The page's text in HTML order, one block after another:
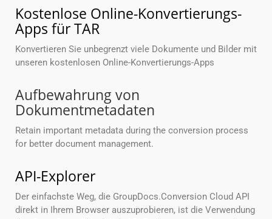
Kostenlose Online-Konvertierungs-
Apps für TAR
Konvertieren Sie unbegrenzt viele Dokumente und Bilder mit
unseren kostenlosen Online-Konvertierungs-Apps
Aufbewahrung von
Dokumentmetadaten
Retain important metadata during the conversion process
for better document management.
API-Explorer
Der einfachste Weg, die GroupDocs.Conversion Cloud API
direkt in Ihrem Browser auszuprobieren, ist die Verwendung